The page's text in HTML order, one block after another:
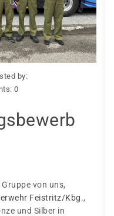
by:
0
von uns,
Feistritz/Kbg.,
und Silber in